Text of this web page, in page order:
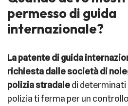
permesso di guida
internazionale?
La patente di guida
richiesta dalle società di
polizia stradaledi determinati
polizia ti ferma per un